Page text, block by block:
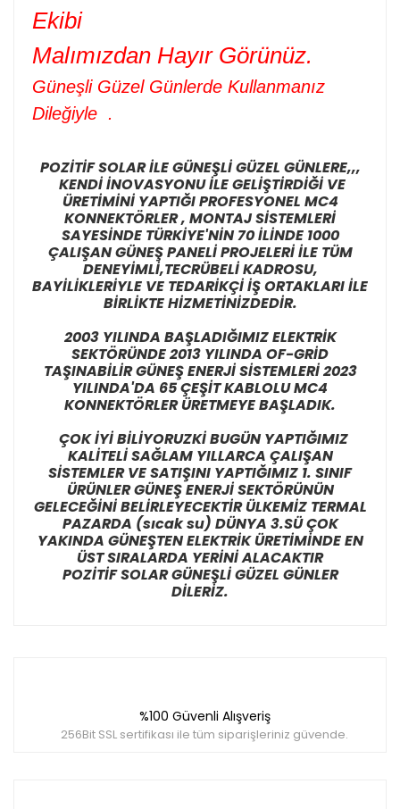
Ekibi
Malımızdan Hayır Görünüz.
Güneşli Güzel Günlerde Kullanmanız
Dileğiyle .
POZİTİF SOLAR İLE GÜNEŞLİ GÜZEL GÜNLERE,,,
KENDİ İNOVASYONU İLE GELİŞTİRDİĞİ VE
ÜRETİMİNİ YAPTIĞI PROFESYONEL MC4
KONNEKTÖRLER , MONTAJ SİSTEMLERİ
SAYESİNDE TÜRKİYE'NİN 70 İLİNDE 1000
ÇALIŞAN GÜNEŞ PANELİ PROJELERİ İLE TÜM
DENEYİMLİ,TECRÜBELİ KADROSU,
BAYİLİKLERİYLE VE TEDARİKÇİ İŞ ORTAKLARI İLE
BİRLİKTE HİZMETİNİZDEDİR.
2003 YILINDA BAŞLADIĞIMIZ ELEKTRİK
SEKTÖRÜNDE 2013 YILINDA OF-GRİD
TAŞINABİLİR GÜNEŞ ENERJİ SİSTEMLERİ 2023
YILINDA'DA 65 ÇEŞİT KABLOLU MC4
KONNEKTÖRLER ÜRETMEYE BAŞLADIK.
ÇOK İYİ BİLİYORUZKİ BUGÜN YAPTIĞIMIZ
KALİTELİ SAĞLAM YILLARCA ÇALIŞAN
SİSTEMLER VE SATIŞINI YAPTIĞIMIZ 1. SINIF
ÜRÜNLER GÜNEŞ ENERJİ SEKTÖRÜNÜN
GELECEĞİNİ BELİRLEYECEKTİR ÜLKEMİZ TERMAL
PAZARDA (sıcak su) DÜNYA 3.SÜ ÇOK
YAKINDA GÜNEŞTEN ELEKTRİK ÜRETİMİNDE EN
ÜST SIRALARDA YERİNİ ALACAKTIR
POZİTİF SOLAR GÜNEŞLİ GÜZEL GÜNLER
DİLERİZ.
Yorum Yaz
Ürün resmi kalitesiz, bozuk veya görüntülenemiyor.
%100 Güvenli Alışveriş
256Bit SSL sertifikası ile tüm siparişleriniz güvende.